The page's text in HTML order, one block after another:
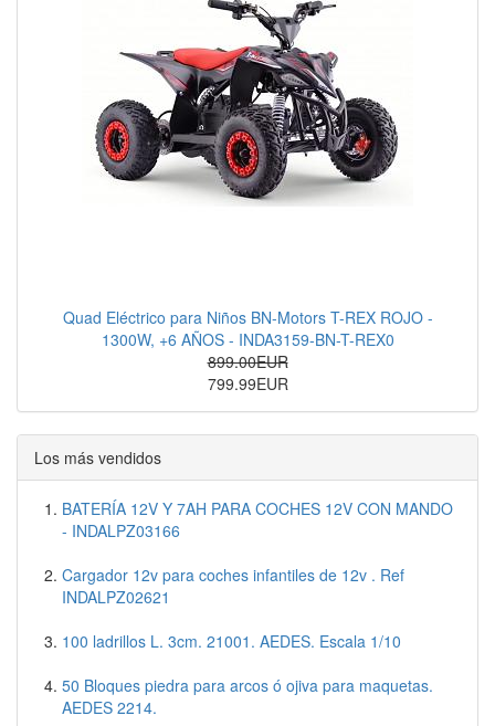
Quad Eléctrico para Niños BN-Motors T-REX ROJO -
1300W, +6 AÑOS - INDA3159-BN-T-REX0
899.00EUR
799.99EUR
Los más vendidos
BATERÍA 12V Y 7AH PARA COCHES 12V CON MANDO
- INDALPZ03166
Cargador 12v para coches infantiles de 12v . Ref
INDALPZ02621
100 ladrillos L. 3cm. 21001. AEDES. Escala 1/10
50 Bloques piedra para arcos ó ojiva para maquetas.
AEDES 2214.